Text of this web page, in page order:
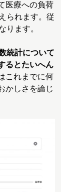
医療への負荷
られます。従
ります。
統計について
るとたいへん
これまでに何
かしさを論じ